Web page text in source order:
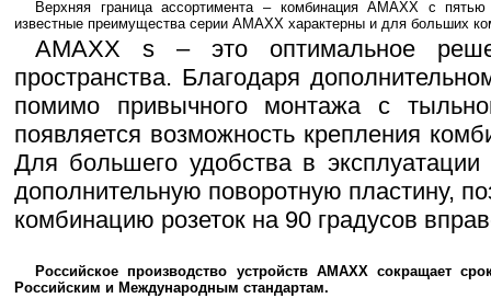
Верхняя граница ассортимента – комбинация AMAXX с
известные преимущества серии AMAXX характерны и для больших
AMAXX s – это оптимальное
пространства. Благодаря
помимо привычного монтажа с
появляется возможность крепления
Для большего удобства в
дополнительную поворотную пластину,
комбинацию розеток на 90 градусов
Российское производство устройств AMAXX сокращает
Российским и Международным стандартам.